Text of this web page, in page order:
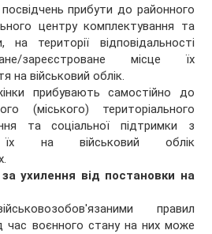
прибути до районного
центру комплектування та
на території відповідальності
зареєстроване місце їх
на військовий облік.
прибувають самостійно до
(міського) територіального
та соціальної підтримки з
на військовий облік
за ухилення від постановки на
правил
час воєнного стану на них може